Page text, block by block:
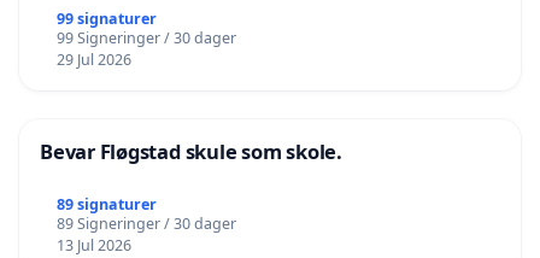
99 signaturer
99 Signeringer / 30 dager
29 Jul 2026
Bevar Fløgstad skule som skole.
89 signaturer
89 Signeringer / 30 dager
13 Jul 2026